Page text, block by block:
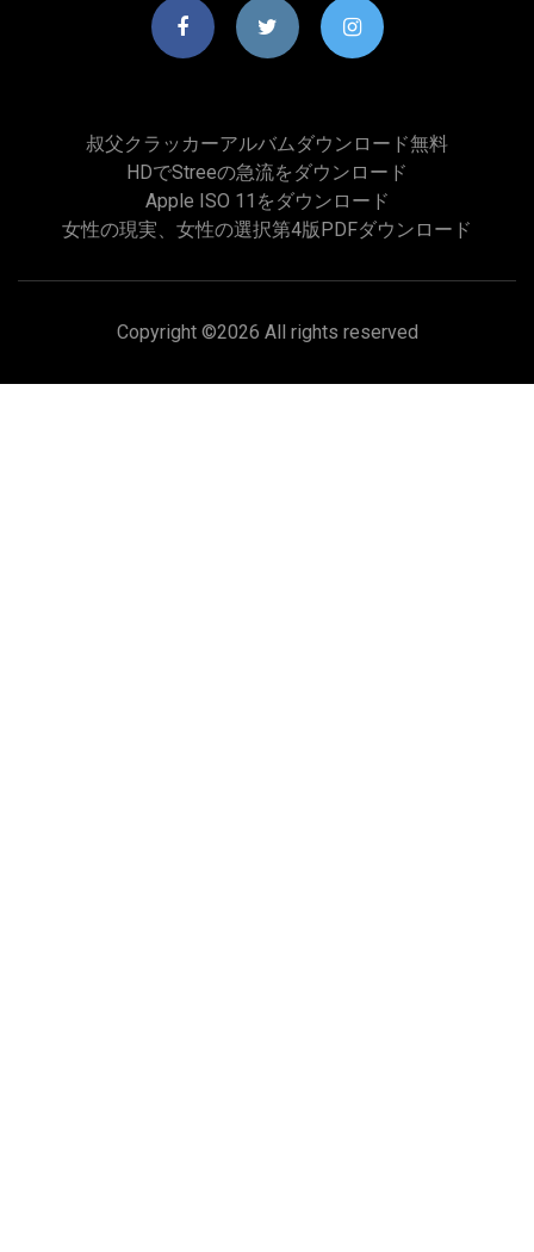
叔父クラッカーアルバムダウンロード無料
HDでstreeの急流をダウンロード
Apple ISO 11をダウンロード
女性の現実、女性の選択第4版PDFダウンロード
Copyright ©2026 All rights reserved